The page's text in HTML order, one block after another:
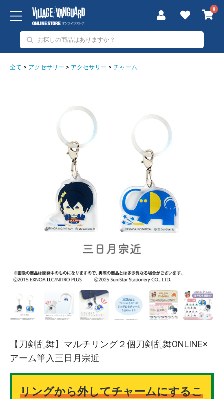
0
全て > アクセサリー > アクセサリー > チャーム
【刀剣乱舞】マルチリング２個刀剣乱舞ONLINE×
アーム筆入三日月宗近
リングから外してチャームにするこ